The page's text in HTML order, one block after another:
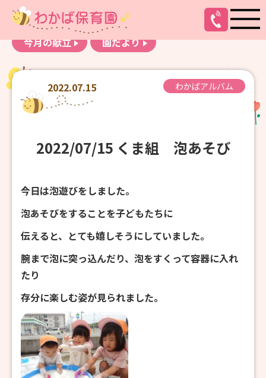
お知らせ
わかばアルバム
今月の献立
園だより
2022.07.15 わかばアルバム
2022/07/15 くま組 泡あそび
今日は泡遊びをしました。
泡あそびをすることを子どもたちに
伝えると、とても嬉しそうにしていました。
腕まで泡に突っ込んだり、泡をすくって容器に入れ
たり
存分に楽しむ姿が見られました。